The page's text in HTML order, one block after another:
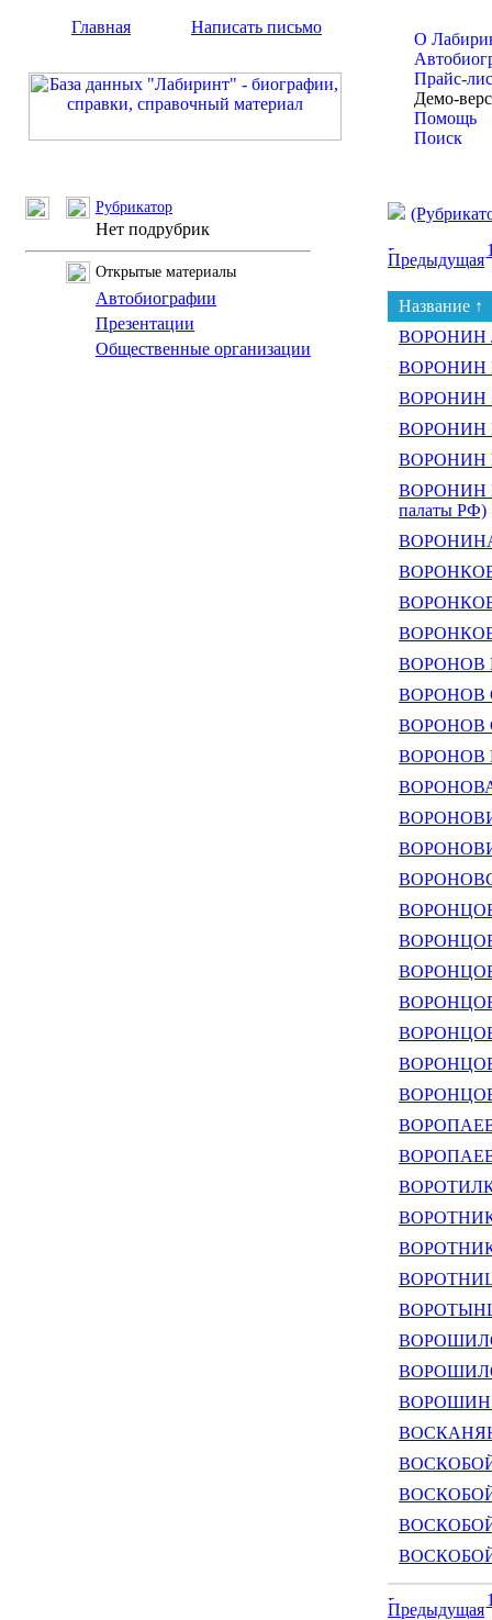
Главная Написать письмо
О
Прайс-
Демо-
Помощь
Поиск
Рубрикатор
Нет подрубрик
Открытые материалы
Автобиографии
Презентации
Общественные организации
Предыдущая
Название ↑
ВОРОНИН
ВОРОНИН
ВОРОНИН
ВОРОНИН
ВОРОНИН
ВОРОНИН
палаты РФ)
ВОРОНИНА
ВОРОНКОВ
ВОРОНКОВ
ВОРОНКОВ
ВОРОНОВ
ВОРОНОВ
ВОРОНОВ
ВОРОНОВ
ВОРОНОВА
ВОРОНОВИЧ
ВОРОНЦОВ
ВОРОНЦОВ
ВОРОНЦОВ
ВОРОНЦОВ
ВОРОНЦОВ
ВОРОНЦОВ
ВОРОПАЕВ
ВОРОПАЕВ
ВОРОШИЛО
ВОРОШИН
ВОСКАНЯН
Предыдущая